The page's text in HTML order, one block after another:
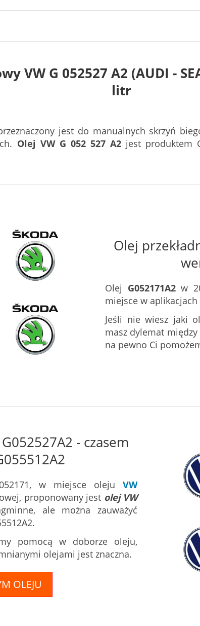
VW G 052527 A2 (AUDI -
litr
jest do manualnych skrzyń
Olej VW G 052 527 A2 jest produktem
Olej
Olej G052171A2w
miejsce w aplikacjach
Jeśli nie wiesz jaki
masz dylemat
na pewno Ci
- czasem
w miejsce oleju VW
proponowany jest olej VW
ale można zauważyć
pomocą w doborze oleju,
olejami jest znaczna.
OLEJU